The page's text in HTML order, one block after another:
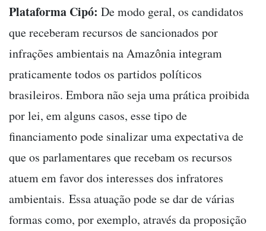
Plataforma Cipó: De modo geral, os candidatos
que receberam recursos de sancionados por
infrações ambientais na Amazônia integram
praticamente todos os partidos políticos
brasileiros. Embora não seja uma prática proibida
por lei, em alguns casos, esse tipo de
financiamento pode sinalizar uma expectativa de
que os parlamentares que recebam os recursos
atuem em favor dos interesses dos infratores
ambientais. Essa atuação pode se dar de várias
formas como, por exemplo, através da proposição